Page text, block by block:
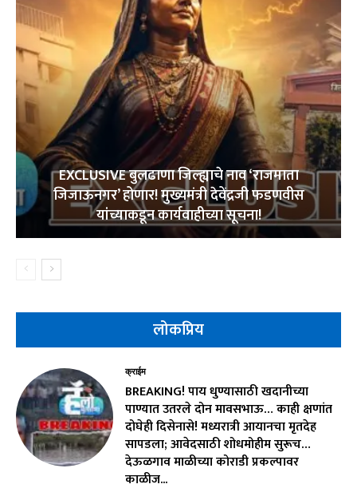
EXCLUSIVE बुलढाणा जिल्ह्याचे नाव ‘राजमाता
जिजाऊनगर’ होणार! मुख्यमंत्री देवेंद्रजी फडणवीस
यांच्याकडून कार्यवाहीच्या सूचना!
लोकप्रिय
क्राईम
BREAKING! पाय धुण्यासाठी खदानीच्या
पाण्यात उतरले दोन मावसभाऊ… काही क्षणांत
दोघेही दिसेनासे! मध्यरात्री आयानचा मृतदेह
सापडला; आवेदसाठी शोधमोहीम सुरूच…
देऊळगाव माळीच्या कोराडी प्रकल्पावर
काळीज...